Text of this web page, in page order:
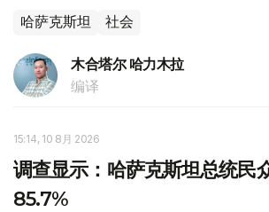
哈萨克斯坦 社会
木合塔尔 哈力木拉
编译
15:14, 10 8月 2026
调查显示：哈萨克斯坦总统民
85.7%